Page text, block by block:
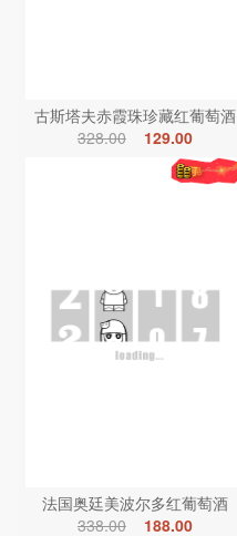
古斯塔夫赤霞珠珍藏红葡萄酒
328.00
129.00
法国奥廷美波尔多红葡萄酒
338.00
188.00